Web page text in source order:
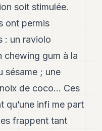
soit stimulée.
ont permis
: un raviolo
chewing gum à la
sésame ; une
de coco… Ces
qu’une infi me part
frappent tant